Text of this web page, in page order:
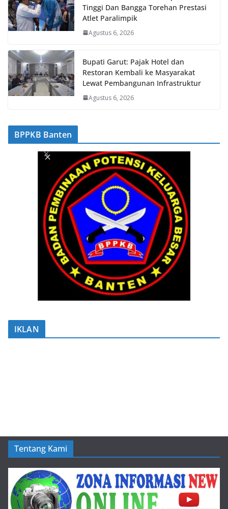
Tinggi Dan Bangga Torehan Prestasi
Atlet Paralimpik
Agustus 6, 2026
Bupati Garut: Pajak Hotel dan
Restoran Kembali ke Masyarakat
Lewat Pembangunan Infrastruktur
Agustus 6, 2026
BPPKB Banten
IKLAN
Tentang Kami